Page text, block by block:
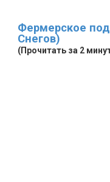
Фермерское
Снегов)
(Прочитать за 2